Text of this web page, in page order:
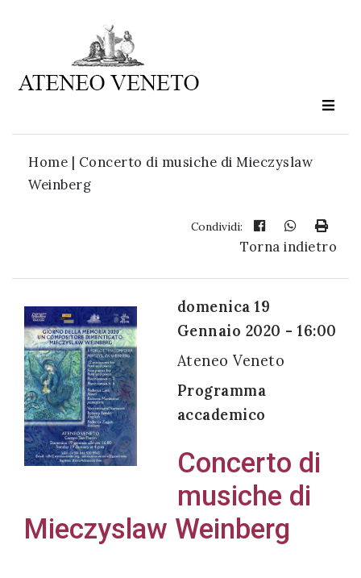
Home | Concerto di musiche di Mieczyslaw
Weinberg
Condividi:
Torna indietro
domenica 19
Gennaio 2020 - 16:00
Ateneo Veneto
Programma
accademico
Concerto di
musiche di
Mieczyslaw Weinberg
Ateneo
è
cultura
Acconsento
personali in
accordo